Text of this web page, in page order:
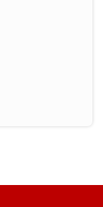
Printer M401